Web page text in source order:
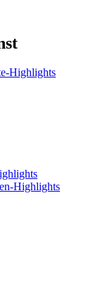
Highlights
Highlights